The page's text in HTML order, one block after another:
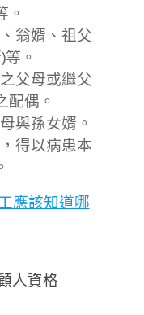
。
翁婿、祖父
。
父母或繼父
配偶。
與孫女婿。
得以病患本
應該知道哪
人資格